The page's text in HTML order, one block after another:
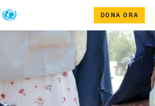
DONA ORA